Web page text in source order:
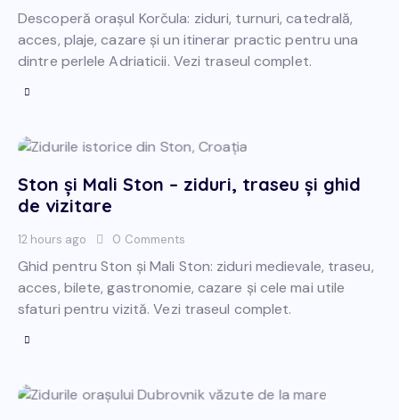
Descoperă orașul Korčula: ziduri, turnuri, catedrală,
acces, plaje, cazare și un itinerar practic pentru una
dintre perlele Adriaticii. Vezi traseul complet.
Ston și Mali Ston – ziduri, traseu și ghid
de vizitare
12 hours ago 0 Comments
Ghid pentru Ston și Mali Ston: ziduri medievale, traseu,
acces, bilete, gastronomie, cazare și cele mai utile
sfaturi pentru vizită. Vezi traseul complet.